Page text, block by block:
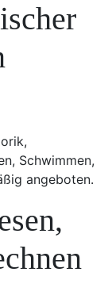
Schwimmen,
angeboten.